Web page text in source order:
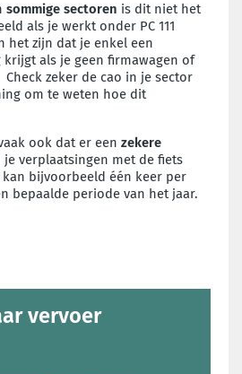
sommige sectoren is dit niet het
als je werkt onder PC 111
het zijn dat je enkel een
krijgt als je geen firmawagen of
zeker de cao in je sector
om te weten hoe dit
ook dat er een zekere
je verplaatsingen met de fiets
bijvoorbeeld één keer per
bepaalde periode van het jaar.
vervoer